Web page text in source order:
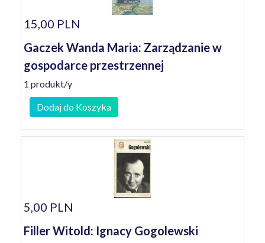
15,00 PLN
Gaczek Wanda Maria: Zarządzanie w
gospodarce przestrzennej
1 produkt/y
Dodaj do Koszyka
5,00 PLN
Filler Witold: Ignacy Gogolewski